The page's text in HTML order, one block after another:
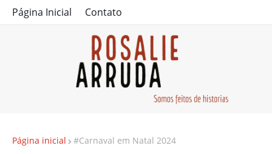
Página Inicial Contato
Página inicial #Carnaval em Natal 2024